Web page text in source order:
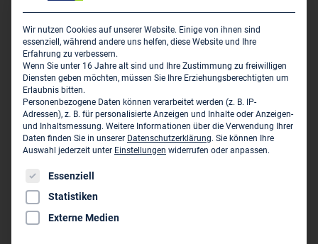
Vertrags bei uns eingegangen ist. Für diese Rückzahlung
verwenden wir dasselbe Zahlungsmittel, das Sie bei der
ursprünglichen Transaktion eingesetzt haben, es sei denn, mit
Ihnen wurde ausdrücklich etwas anderes vereinbart; in keinem
Fall werden Ihnen wegen dieser Rückzahlung Entgelte berechnet.
Wir können die Rückzahlung verweigern, bis wir die Waren wieder
zurückerhalten haben oder bis Sie den Nachweis erbracht haben,
dass Sie die Waren zurückgesandt haben, je nachdem, welches
der frühere Zeitpunkt ist.
Widerruf dieses Vertrags unterrichten, an uns zurückzusenden
oder zu übergeben. Die Frist ist gewahrt, wenn Sie die Waren vor
Ablauf der Frist von vierzehn Tagen absenden. Sie tragen die
Wir nutzen Cookies auf unserer Website. Einige von ihnen sind
essenziell, während andere uns helfen, diese Website und Ihre
Erfahrung zu verbessern.
Wenn Sie unter 16 Jahre alt sind und Ihre Zustimmung zu freiwilligen
Diensten geben möchten, müssen Sie Ihre Erziehungsberechtigten um
Erlaubnis bitten.
Personenbezogene Daten können verarbeitet werden (z. B. IP-
Adressen), z. B. für personalisierte Anzeigen und Inhalte oder Anzeigen-
und Inhaltsmessung. Weitere Informationen über die Verwendung Ihrer
Daten finden Sie in unserer Datenschutzerklärung. Sie können Ihre
Auswahl jederzeit unter Einstellungen widerrufen oder anpassen.
Es folgt eine Liste der Service-Gruppen, für die eine
Essenziell
Statistiken
Externe Medien